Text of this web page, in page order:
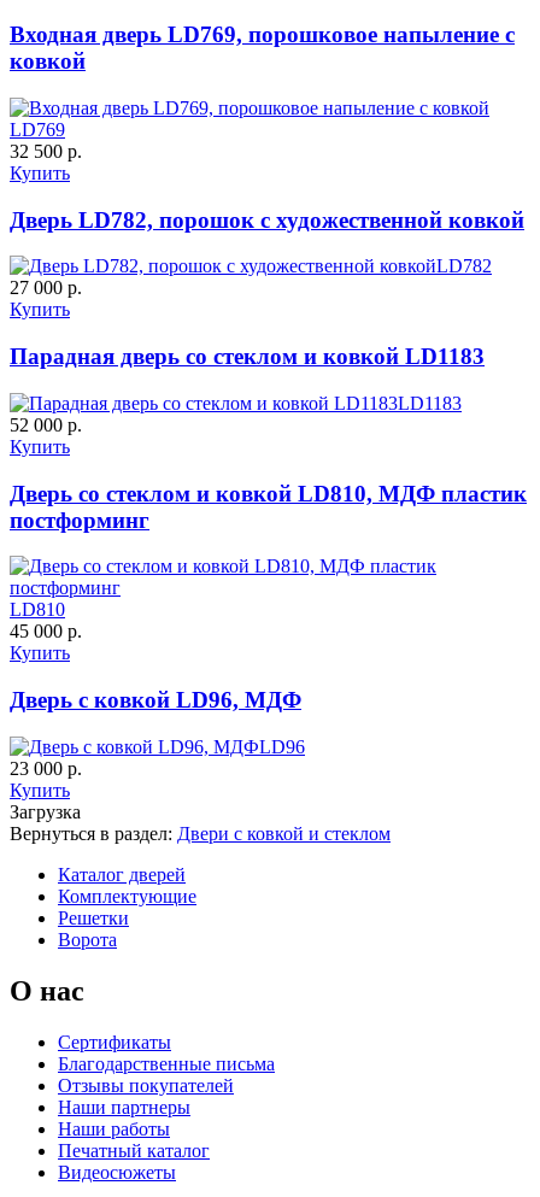
Входная дверь LD769, порошковое напыление с
ковкой
LD769
32 500 р.
Купить
Дверь LD782, порошок с художественной ковкой
LD782
27 000 р.
Купить
Парадная дверь со стеклом и ковкой LD1183
LD1183
52 000 р.
Купить
Дверь со стеклом и ковкой LD810, МДФ пластик
постформинг
LD810
45 000 р.
Купить
Дверь с ковкой LD96, МДФ
LD96
23 000 р.
Купить
Загрузка
Вернуться в раздел: Двери с ковкой и стеклом
Каталог дверей
Комплектующие
Решетки
Ворота
О нас
Сертификаты
Благодарственные письма
Отзывы покупателей
Наши партнеры
Наши работы
Печатный каталог
Видеосюжеты